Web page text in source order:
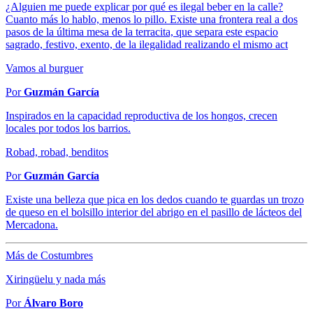
¿Alguien me puede explicar por qué es ilegal beber en la calle?
Cuanto más lo hablo, menos lo pillo. Existe una frontera real a dos
pasos de la última mesa de la terracita, que separa este espacio
sagrado, festivo, exento, de la ilegalidad realizando el mismo act
Vamos al burguer
PorGuzmán García
Inspirados en la capacidad reproductiva de los hongos, crecen
locales por todos los barrios.
Robad, robad, benditos
PorGuzmán García
Existe una belleza que pica en los dedos cuando te guardas un trozo
de queso en el bolsillo interior del abrigo en el pasillo de lácteos del
Mercadona.
Más de Costumbres
Xiringüelu y nada más
Por Álvaro Boro